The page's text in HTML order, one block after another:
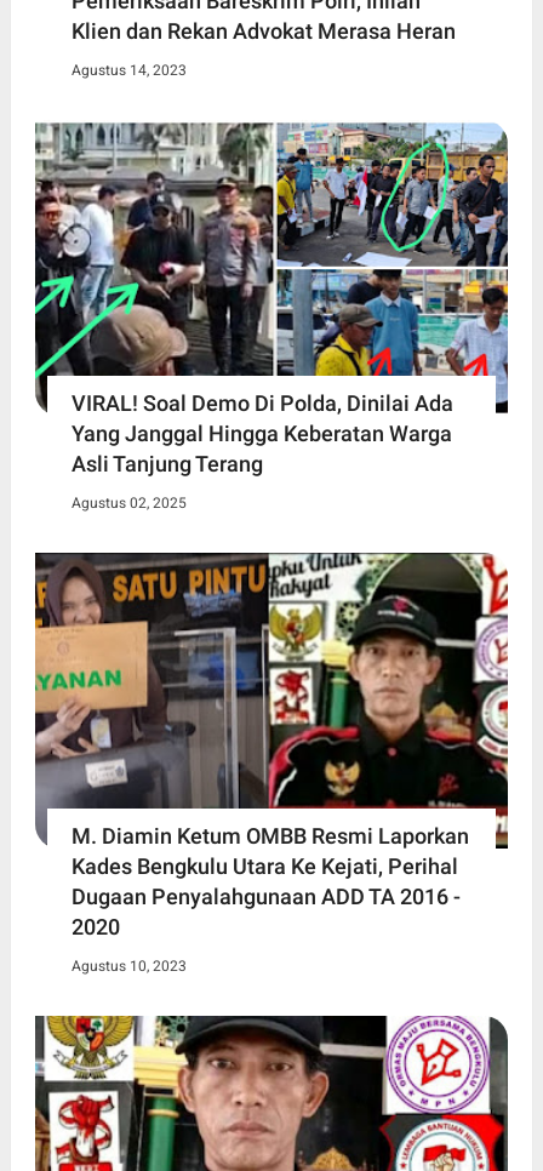
Klien dan Rekan Advokat Merasa Heran
Agustus 14, 2023
VIRAL! Soal Demo Di Polda, Dinilai Ada
Yang Janggal Hingga Keberatan Warga
Asli Tanjung Terang
Agustus 02, 2025
M. Diamin Ketum OMBB Resmi Laporkan
Kades Bengkulu Utara Ke Kejati, Perihal
Dugaan Penyalahgunaan ADD TA 2016 -
2020
Agustus 10, 2023